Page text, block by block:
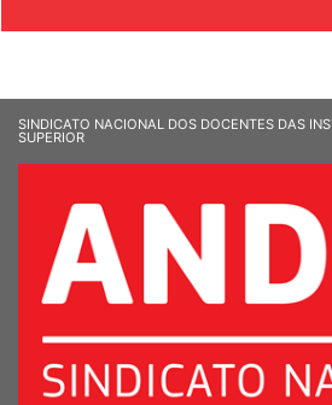
SINDICATO NACIONAL DOS DOCENTES DAS
SUPERIOR